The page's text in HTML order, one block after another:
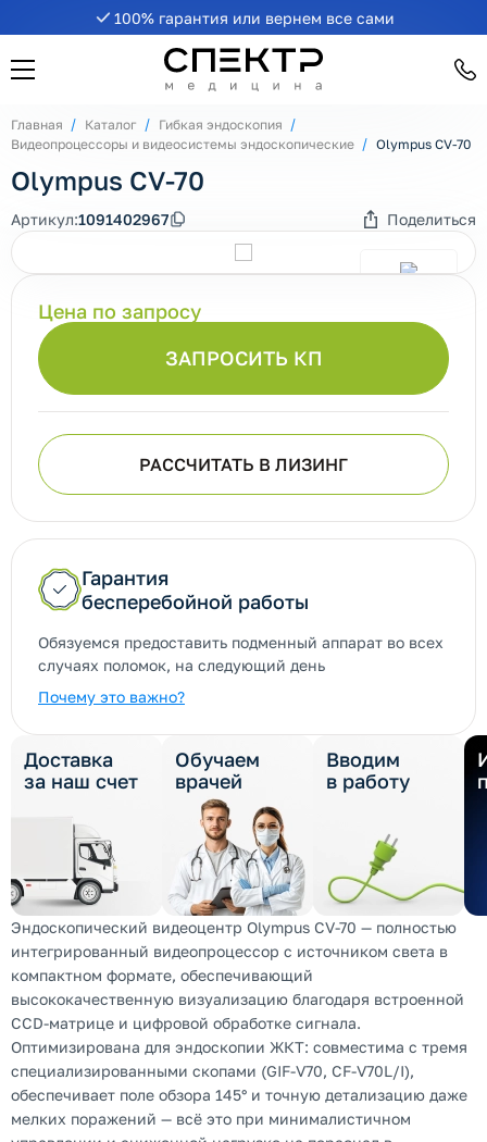
100% гарантия или вернем все сами
Главная Каталог
Гибкая эндоскопия
Видеопроцессоры и видеосистемы эндоскопические
Olympus СV-70
Olympus СV-70
Артикул:1091402967 Поделиться
ЗАПРОСИТЬ КП
Цена по запросу
РАССЧИТАТЬ В ЛИЗИНГ
Гарантия
бесперебойной работы
Обязуемся предоставить подменный аппарат во всех
случаях поломок, на следующий день
Почему это важно?
Доставка
за наш счет
Обучаем
врачей
Вводим
в работу
Эндоскопический видеоцентр Olympus CV-70 — полностью
интегрированный видеопроцессор с источником света в
компактном формате, обеспечивающий
высококачественную визуализацию благодаря встроенной
CCD-матрице и цифровой обработке сигнала.
Оптимизирована для эндоскопии ЖКТ: совместима с тремя
специализированными скопами (GIF-V70, CF-V70L/I),
обеспечивает поле обзора 145° и точную детализацию даже
мелких поражений — всё это при минималистичном